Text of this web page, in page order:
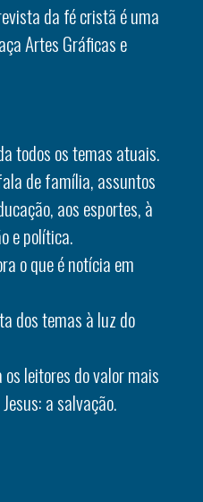
da fé cristã é uma
Artes Gráficas e
todos os temas atuais.
de família, assuntos
aos esportes, à
e política.
o que é notícia em
dos temas à luz do
os leitores do valor mais
a salvação.